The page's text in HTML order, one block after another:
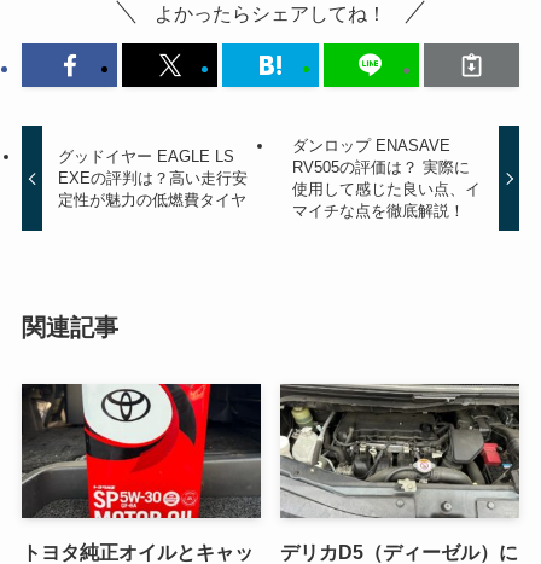
よかったらシェアしてね！
グッドイヤー EAGLE LS
EXEの評判は？高い走行安
定性が魅力の低燃費タイヤ
ダンロップ ENASAVE
RV505の評価は？ 実際に
使用して感じた良い点、イ
マイチな点を徹底解説！
関連記事
トヨタ純正オイルとキャッ
デリカD5（ディーゼル）に